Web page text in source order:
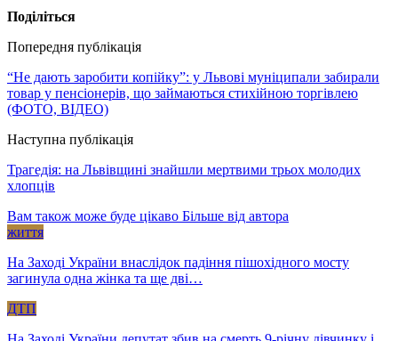
Поділіться
Попередня публікація
“Не дають заробити копійку”: у Львові муніципали забирали
товар у пенсіонерів, що займаються стихійною торгівлею
(ФОТО, ВІДЕО)
Наступна публікація
Трагедія: на Львівщині знайшли мертвими трьох молодих
хлопців
Вам також може буде цікаво Більше від автора
життя
На Заході України внаслідок падіння пішохідного мосту
загинула одна жінка та ще дві…
ДТП